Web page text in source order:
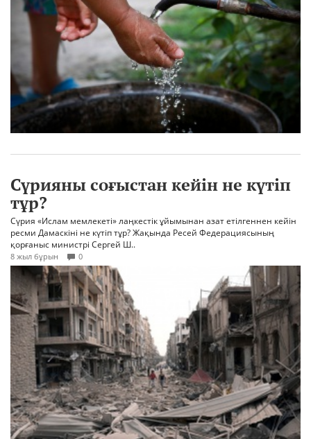
Сүрияны соғыстан кейін не күтіп
тұр?
Сүрия «Ислам мемлекеті» лаңкестік ұйымынан азат етілгеннен кейін
ресми Дамаскіні не күтіп тұр? Жақында Ресей Федерациясының
қорғаныс министрі Сергей Ш..
8 жыл бұрын 0